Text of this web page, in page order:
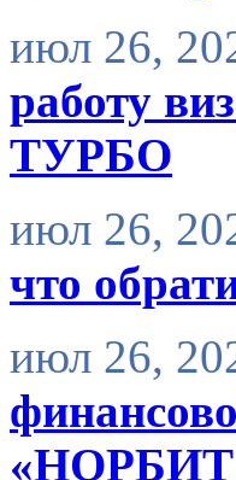
июл 26,
работу
ТУРБО
июл 26,
что
июл 26,
«НОРБИТ